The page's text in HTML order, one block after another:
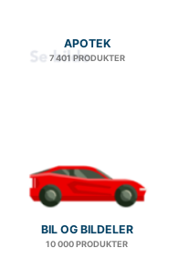
APOTEK
7 401 PRODUKTER
BIL OG BILDELER
10 000 PRODUKTER